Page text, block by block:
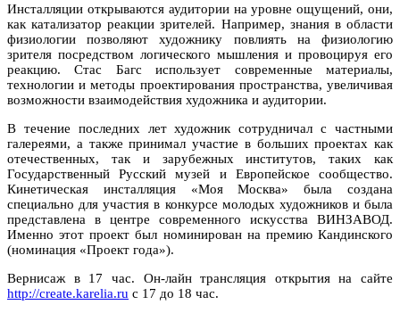
Инсталляции открываются аудитории на уровне ощущений, они,
как катализатор реакции зрителей. Например, знания в области
физиологии позволяют художнику повлиять на физиологию
зрителя посредством логического мышления и провоцируя его
реакцию. Стас Багс использует современные материалы,
технологии и методы проектирования пространства, увеличивая
возможности взаимодействия художника и аудитории.
В течение последних лет художник сотрудничал с частными
галереями, а также принимал участие в больших проектах как
отечественных, так и зарубежных институтов, таких как
Государственный Русский музей и Европейское сообщество.
Кинетическая инсталляция «Моя Москва» была создана
специально для участия в конкурсе молодых художников и была
представлена в центре современного искусства ВИНЗАВОД.
Именно этот проект был номинирован на премию Кандинского
(номинация «Проект года»).
Вернисаж в 17 час. Он-лайн трансляция открытия на сайте
http://create.karelia.ru c 17 до 18 час.